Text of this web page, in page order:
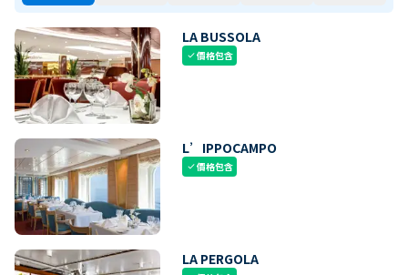
LA BUSSOLA
check價格包含
L’IPPOCAMPO
check價格包含
LA PERGOLA